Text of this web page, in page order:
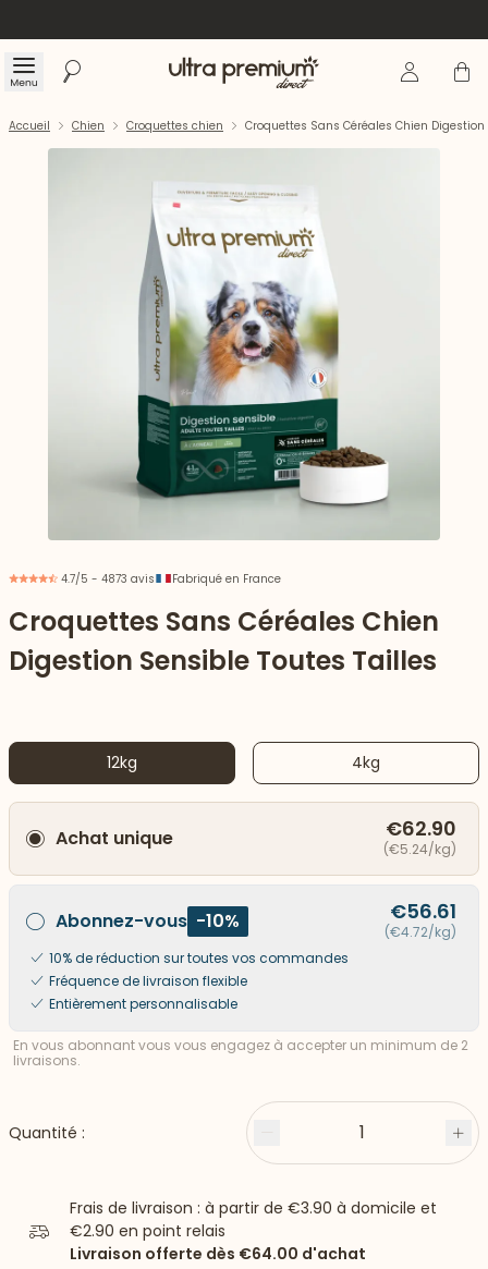
Menu Rechercher Accueil Se Panier
vers le bas
Accueil Chien Croquettes chien Croquettes Sans Céréales Chien
4.7/5 - 4873 avis Fabriqué en France
Croquettes Sans Céréales Chien
Digestion Sensible Toutes Tailles
12kg 4kg
Achat unique €62.90
(€5.24/kg)
Abonnez-vous -10% €56.61
(€4.72/kg)
10% de réduction sur toutes vos commandes
Fréquence de livraison flexible
Entièrement personnalisable
En vous abonnant vous vous engagez à accepter un minimum de 2
livraisons.
Quantité : Moins 1
Frais de livraison : à partir de €3.90 à domicile et
€2.90 en point relais
Livraison offerte dès €64.00 d'achat